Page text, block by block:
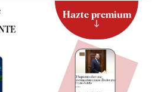
Hazte premium